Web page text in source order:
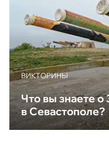
ВИКТОРИНЫ
Что вы знаете о
в Севастополе?